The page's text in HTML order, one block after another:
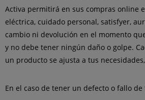
Activa permitirá en sus compras online
eléctrica, cuidado personal, satisfyer,
cambio ni devolución en el momento
y no debe tener ningún daño o golpe.
un producto se ajusta a tus
En el caso de tener un defecto o fallo